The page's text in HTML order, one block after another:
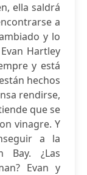
ella saldrá
a
y lo
Hartley
y está
hechos
rendirse,
que se
vinagre. Y
a la
Bay. ¿Las
Evan y